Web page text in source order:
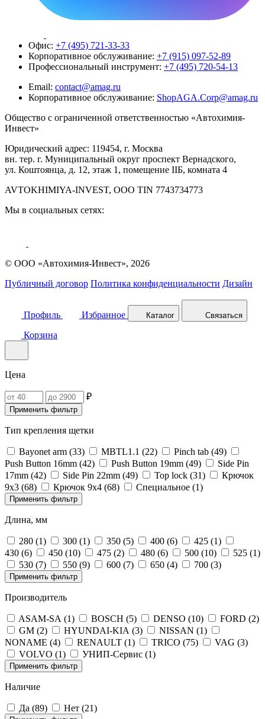
Офис: +7 (495) 721-33-33
Корпоративное обслуживание: +7 (915) 097-52-89
Профессиональный инструмент: +7 (495) 720-54-13
Email: contact@amag.ru
Корпоративное обслуживание: ShopAGA.Corp@amag.ru
Общество с ограниченной ответственностью «Автохимия-
Инвест»
Юридический адрес: 119454, г. Москва
вн. тер. г. Муниципальный округ проспект Вернадского,
ул. Коштоянца, д. 12, этаж 1, помещение IIБ, комната 4
AVTOKHIMIYA-INVEST, OOO TIN 7743734773
Мы в социальных сетях:
© ООО «Автохимия-Инвест», 2026
Публичный договор Политика конфиденциальности Дизайн
Профиль Избранное Каталог Связаться
Корзина
Цена
₽
Применить фильтр
Тип крепления щетки
Bayonet arm (33) MBTL1.1‎ (22) Pinch tab (49)
Push Button 16mm (42) Push Button 19mm (49)
Side Pin
17mm (42) Side Pin 22mm (49) Top lock (31)
Крючок
9х3 (68) Крючок 9х4 (68) Специальное (1)
Применить фильтр
Длина, мм
280 (1) 300 (1) 350 (5) 400 (6) 425 (1)
430 (6) 450 (10) 475 (2) 480 (6) 500 (10) 525 (1)
530 (7) 550 (9) 600 (7) 650 (4) 700 (3)
Применить фильтр
Производитель
ASAM-SA (1) BOSCH (5) DENSO (10) FORD (2)
GM (2) HYUNDAI-KIA (3) NISSAN (1)
NONAME (4) RENAULT (1) TRICO (75) VAG (3)
VOLVO (1) УНИП-Сервис (1)
Применить фильтр
Наличие
Да (89) Нет (21)